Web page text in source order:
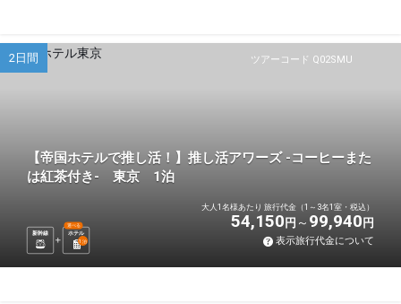
ツアーコード Q02SMU
2日間
【帝国ホテルで推し活！】推し活アワーズ -コーヒーまた
は紅茶付き- 東京 1泊
新幹線 ホテル
選べる
1 泊
大人1名様あたり 旅行代金（1～3名1室・税込）
54,150 円 99,940 円
表示旅行代金について